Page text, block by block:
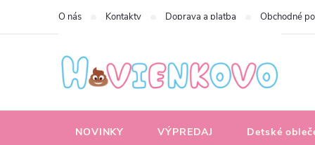
O nás Kontakty Doprava a platba Obchodné
NOVINKY VÝPREDAJ Detské